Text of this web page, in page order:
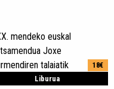
Liburua
18€